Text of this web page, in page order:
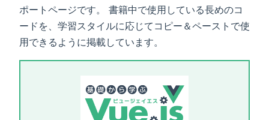
ポートページです。 書籍中で使用している長めのコ
ードを、学習スタイルに応じてコピー＆ペーストで使
用できるように掲載しています。